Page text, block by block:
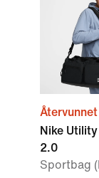
Nike
2.0
Sportbag